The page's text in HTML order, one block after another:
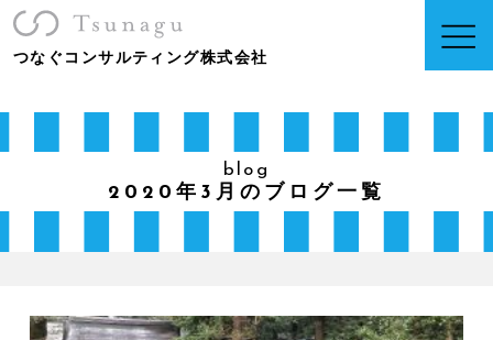
つなぐコンサルティング株式会社
blog
2020年3月のブログ一覧